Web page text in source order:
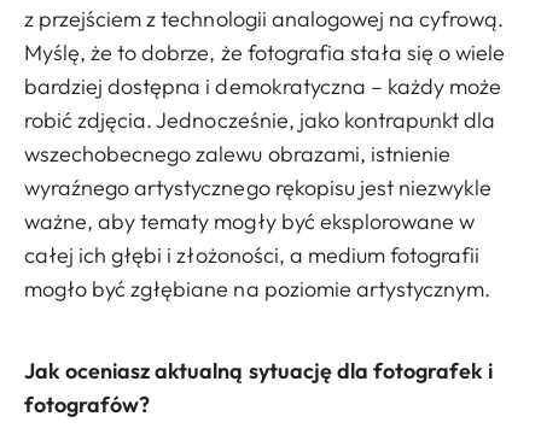
z przejściem z technologii analogowej na cyfrową.
Myślę, że to dobrze, że fotografia stała się o wiele
bardziej dostępna i demokratyczna – każdy może
robić zdjęcia. Jednocześnie, jako kontrapunkt dla
wszechobecnego zalewu obrazami, istnienie
wyraźnego artystycznego rękopisu jest niezwykle
ważne, aby tematy mogły być eksplorowane w
całej ich głębi i złożoności, a medium fotografii
mogło być zgłębiane na poziomie artystycznym.
Jak oceniasz aktualną sytuację dla fotografek i
fotografów?